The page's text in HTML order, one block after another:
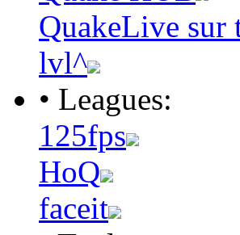
QuakeLive sur
lvl^
• Leagues:
125fps
HoQ
faceit